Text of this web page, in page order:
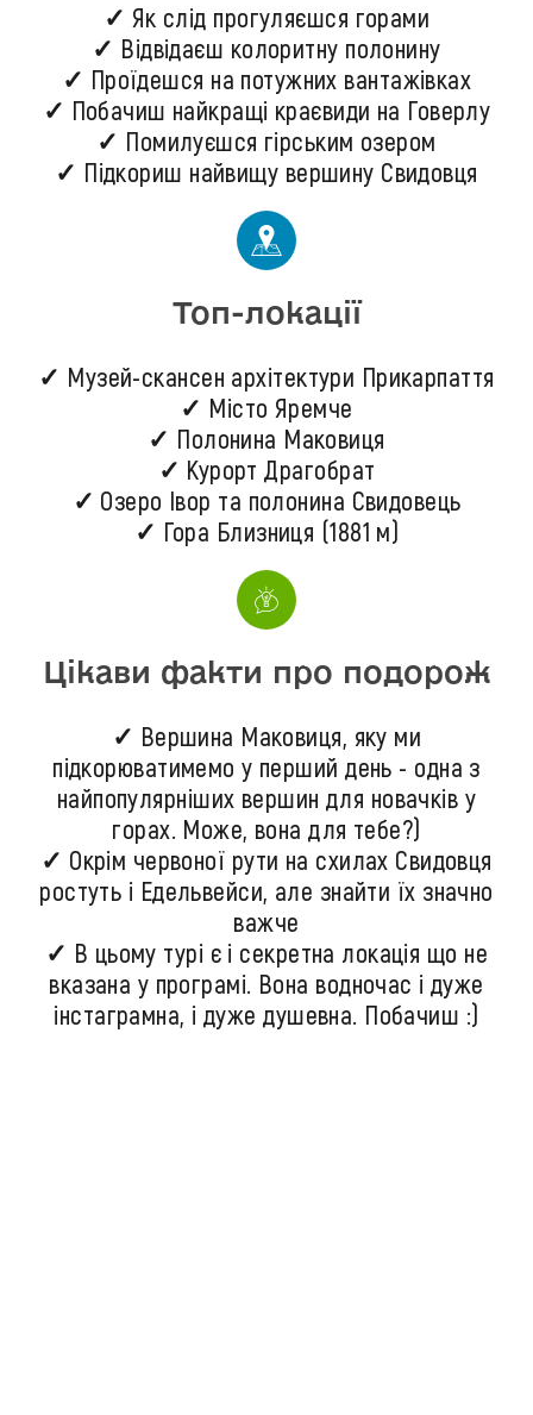
✓ Як слід прогуляєшся горами
✓ Відвідаєш колоритну полонину
✓ Проїдешся на потужних вантажівках
✓ Побачиш найкращі краєвиди на Говерлу
✓ Помилуєшся гірським озером
✓ Підкориш найвищу вершину Свидовця
Топ-локації
✓ Музей-скансен архітектури Прикарпаття
✓ Місто Яремче
✓ Полонина Маковиця
✓ Курорт Драгобрат
✓ Озеро Івор та полонина Свидовець
✓ Гора Близниця (1881 м)
Цікави факти про подорож
✓ Вершина Маковиця, яку ми
підкорюватимемо у перший день - одна з
найпопулярніших вершин для новачків у
горах. Може, вона для тебе?)
✓ Окрім червоної рути на схилах Свидовця
ростуть і Едельвейси, але знайти їх значно
важче
✓ В цьому турі є і секретна локація що не
вказана у програмі. Вона водночас і дуже
інстаграмна, і дуже душевна. Побачиш :)